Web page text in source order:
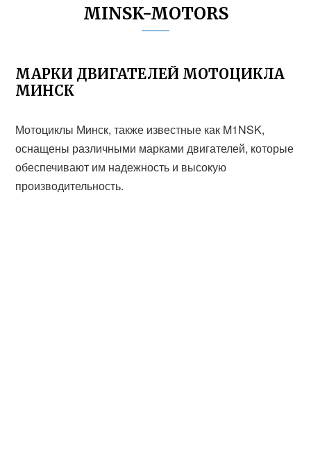
MINSK-MOTORS
МАРКИ ДВИГАТЕЛЕЙ МОТОЦИКЛА
МИНСК
Мотоциклы Минск, также известные как M1NSK,
оснащены различными марками двигателей, которые
обеспечивают им надежность и высокую
производительность.